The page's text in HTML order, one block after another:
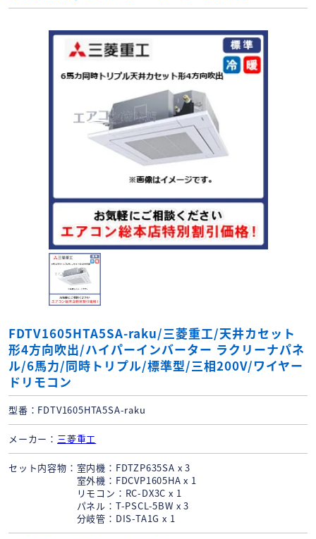
FDTV1605HTA5SA-raku/三菱重工/天井カセット
形4方向吹出/ハイパーインバーター ラクリーナパネ
ル/6馬力/同時トリプル/標準型/三相200V/ワイヤー
ドリモコン
型番 FDTV1605HTA5SA-raku
メーカー 三菱重工
セット内容物
室内機：FDTZP635SA x 3
室外機：FDCVP1605HA x 1
リモコン：RC-DX3C x 1
パネル：T-PSCL-5BW x 3
分岐管：DIS-TA1G x 1